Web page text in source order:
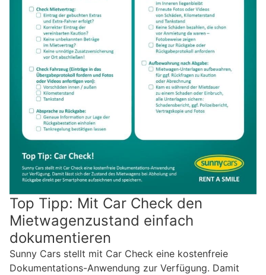
Top Tipp: Mit Car Check den
Mietwagenzustand einfach
dokumentieren
Sunny Cars stellt mit Car Check eine kostenfreie
Dokumentations-Anwendung zur Verfügung. Damit